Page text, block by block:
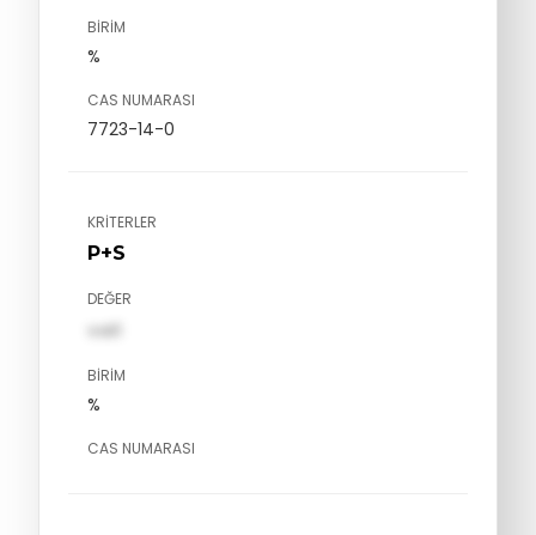
BIRIM
%
CAS NUMARASI
7723-14-0
KRITERLER
P+S
DEĞER
val1
BIRIM
%
CAS NUMARASI